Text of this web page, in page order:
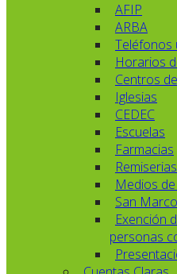
AFIP
ARBA
Teléfonos
Horarios
Centros
Iglesias
CEDEC
Escuelas
Farmacias
Remiserias
Medios
San
Exención
personas